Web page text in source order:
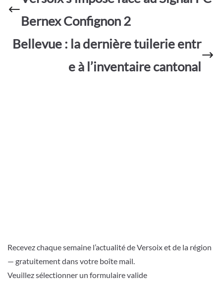
o
k
p
p
er
Bernex Confignon 2
Bellevue : la dernière tuilerie entr
e à l’inventaire cantonal
Recevez chaque semaine l’actualité de Versoix et de la région
— gratuitement dans votre boîte mail.
Veuillez sélectionner un formulaire valide